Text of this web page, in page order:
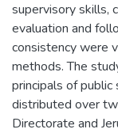
supervisory skills,
evaluation and
consistency were
methods. The
principals of public
distributed over
Directorate and